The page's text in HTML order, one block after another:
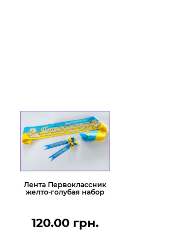
Лента Первоклассник
желто-голубая набор
120.00 грн.